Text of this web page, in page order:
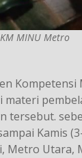
MINU Metro
materi
tersebut.
Kamis
Metro Utara,